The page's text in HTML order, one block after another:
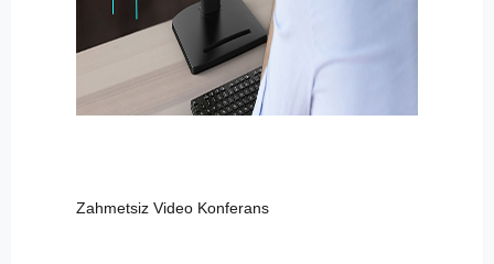
Zahmetsiz Video Konferans